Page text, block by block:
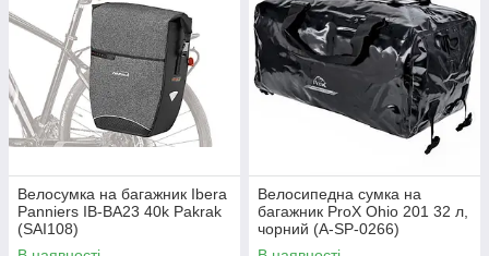
Велосумка на багажник Ibera
Panniers IB-BA23 40k Pakrak
(SAI108)
Велосипедна сумка на
багажник ProX Ohio 201 32 л,
чорний (A-SP-0266)